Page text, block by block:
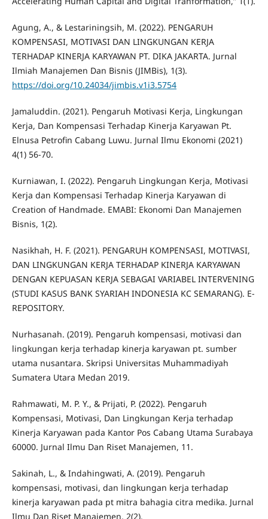
Agung, A., & Lestariningsih, M. (2022). PENGARUH
KOMPENSASI, MOTIVASI DAN LINGKUNGAN KERJA
TERHADAP KINERJA KARYAWAN PT. DIKA JAKARTA. Jurnal
Ilmiah Manajemen Dan Bisnis (JIMBis), 1(3).
https://doi.org/10.24034/jimbis.v1i3.5754
Jamaluddin. (2021). Pengaruh Motivasi Kerja, Lingkungan
Kerja, Dan Kompensasi Terhadap Kinerja Karyawan Pt.
Elnusa Petrofin Cabang Luwu. Jurnal Ilmu Ekonomi (2021)
4(1) 56-70.
Kurniawan, I. (2022). Pengaruh Lingkungan Kerja, Motivasi
Kerja dan Kompensasi Terhadap Kinerja Karyawan di
Creation of Handmade. EMABI: Ekonomi Dan Manajemen
Bisnis, 1(2).
Nasikhah, H. F. (2021). PENGARUH KOMPENSASI, MOTIVASI,
DAN LINGKUNGAN KERJA TERHADAP KINERJA KARYAWAN
DENGAN KEPUASAN KERJA SEBAGAI VARIABEL INTERVENING
(STUDI KASUS BANK SYARIAH INDONESIA KC SEMARANG). E-
REPOSITORY.
Nurhasanah. (2019). Pengaruh kompensasi, motivasi dan
lingkungan kerja terhadap kinerja karyawan pt. sumber
utama nusantara. Skripsi Universitas Muhammadiyah
Sumatera Utara Medan 2019.
Rahmawati, M. P. Y., & Prijati, P. (2022). Pengaruh
Kompensasi, Motivasi, Dan Lingkungan Kerja terhadap
Kinerja Karyawan pada Kantor Pos Cabang Utama Surabaya
60000. Jurnal Ilmu Dan Riset Manajemen, 11.
Sakinah, L., & Indahingwati, A. (2019). Pengaruh
kompensasi, motivasi, dan lingkungan kerja terhadap
kinerja karyawan pada pt mitra bahagia citra medika. Jurnal
Ilmu Dan Riset Manajemen, 2(2).